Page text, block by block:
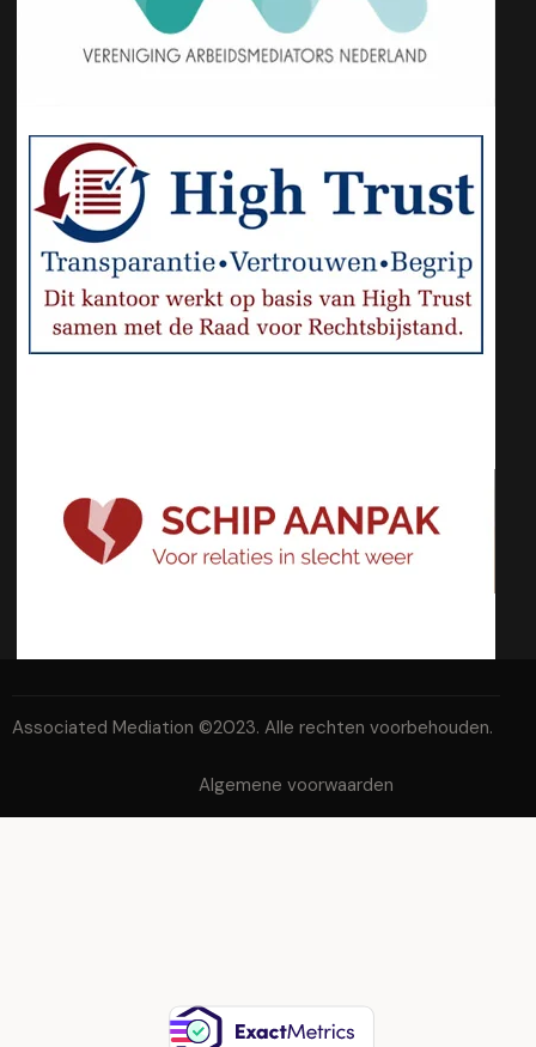
Associated Mediation ©2023. Alle rechten voorbehouden.
Algemene voorwaarden